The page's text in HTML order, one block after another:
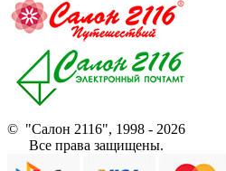
© "Салон 2116", 1998 - 2026
Все права защищены.